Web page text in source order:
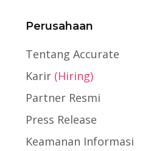
Perusahaan
Tentang Accurate
Karir (Hiring)
Partner Resmi
Press Release
Keamanan Informasi